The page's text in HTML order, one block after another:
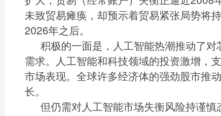
未致贸易瘫痪，却预示着贸易紧张局势将
2026年之后。
积极的一面是，人工智能热潮推动了
需求。人工智能和科技领域的投资激增，
市场表现。全球许多经济体的强劲股市推
长。
但仍需对人工智能市场失衡风险持谨